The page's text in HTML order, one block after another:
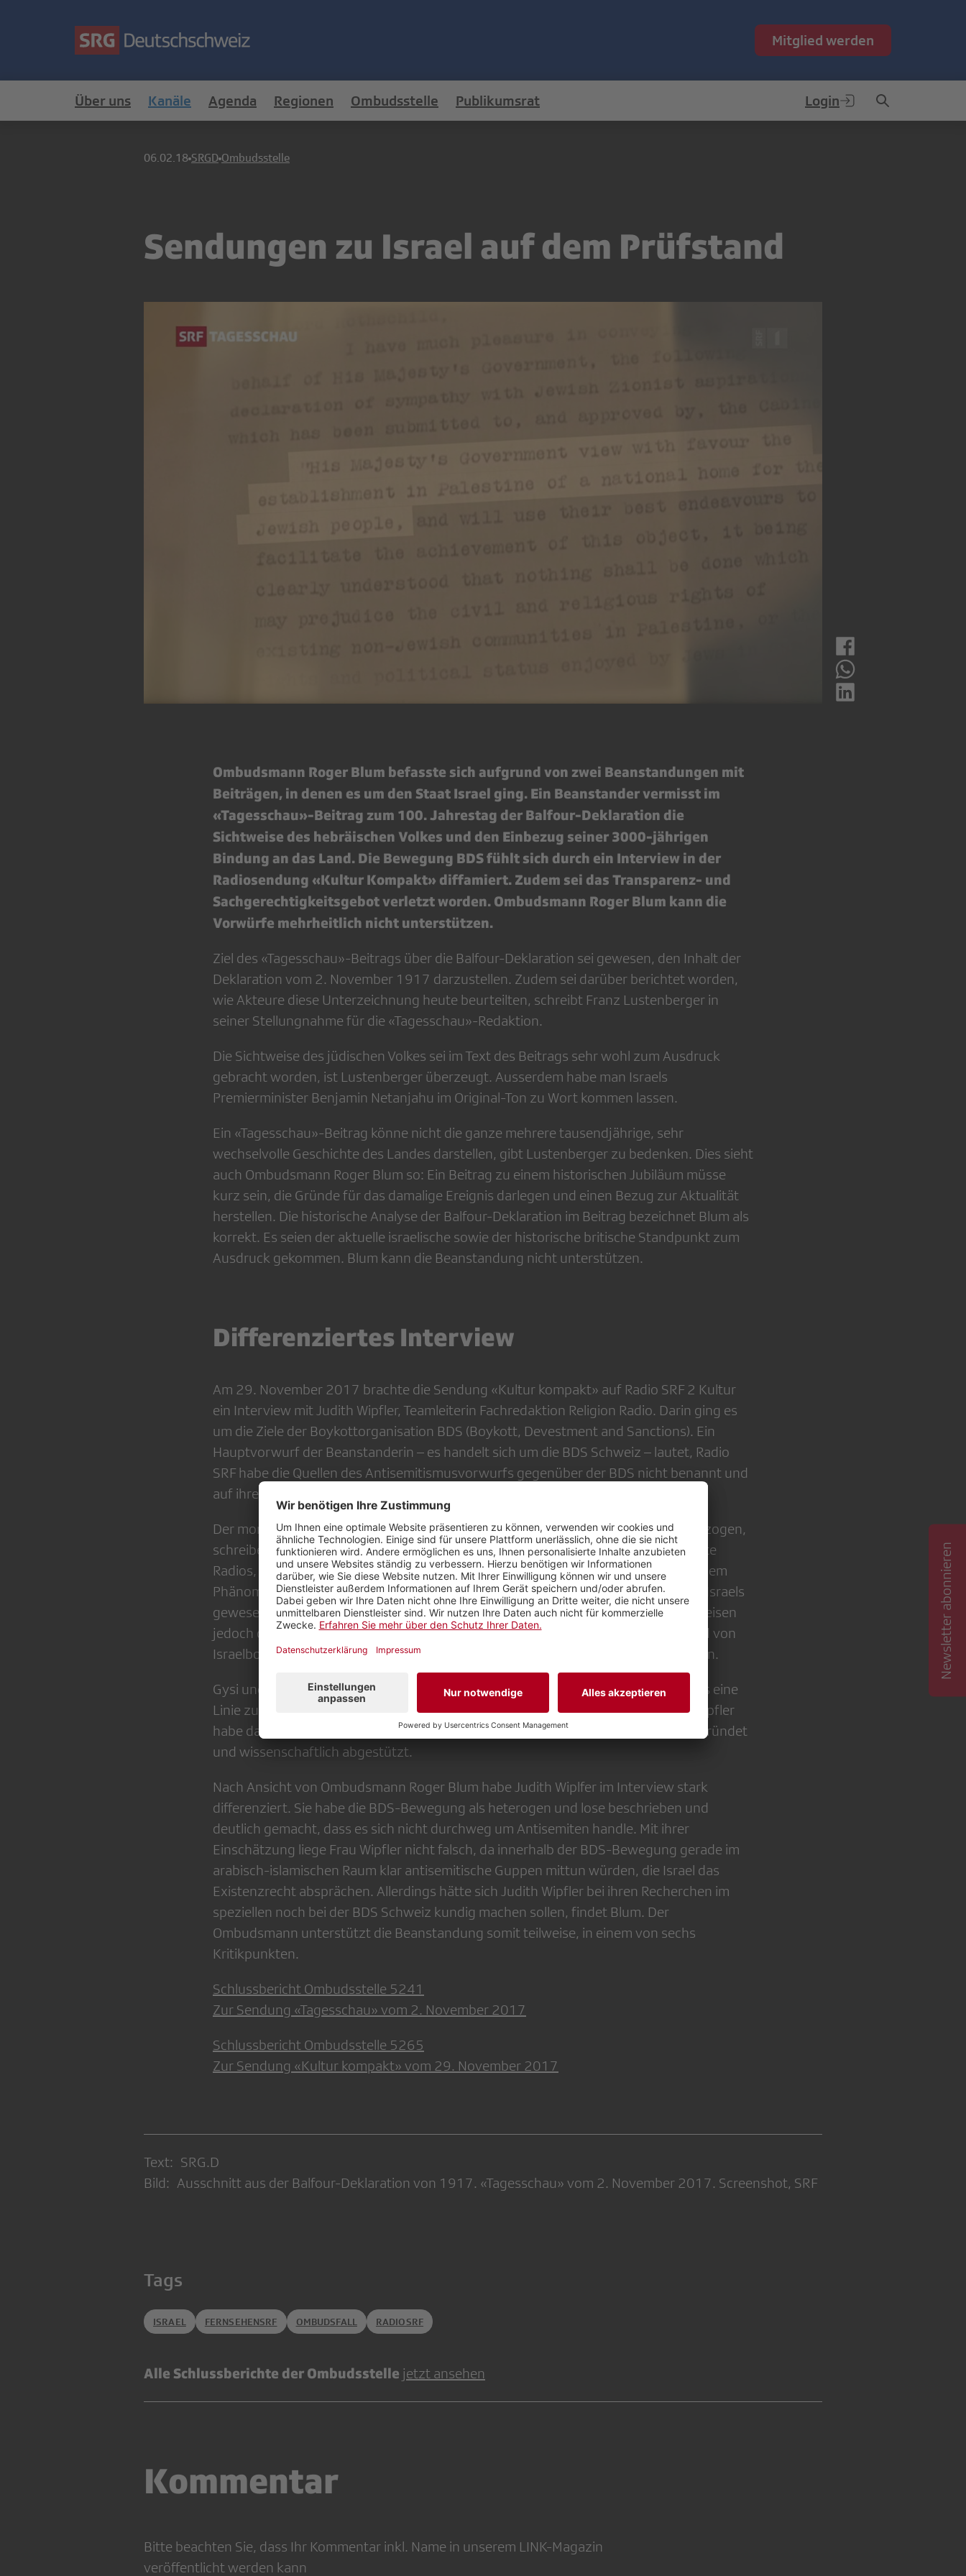
Mitglied werden
Über uns Kanäle Agenda Regionen Ombudsstelle Publikumsrat Login
06.02.18 SRGD Ombudsstelle
Sendungen zu Israel auf dem Prüfstand
Ombudsmann Roger Blum befasste sich aufgrund von zwei Beanstandungen mit
Beiträgen, in denen es um den Staat Israel ging. Ein Beanstander vermisst im
«Tagesschau»-Beitrag zum 100. Jahrestag der Balfour-Deklaration die
Sichtweise des hebräischen Volkes und den Einbezug seiner 3000-jährigen
Bindung an das Land. Die Bewegung BDS fühlt sich durch ein Interview in der
Radiosendung «Kultur Kompakt» diffamiert. Zudem sei das Transparenz- und
Sachgerechtigkeitsgebot verletzt worden. Ombudsmann Roger Blum kann die
Vorwürfe mehrheitlich nicht unterstützen.
Ziel des «Tagesschau»-Beitrags über die Balfour-Deklaration sei gewesen, den Inhalt der
Deklaration vom 2. November 1917 darzustellen. Zudem sei darüber berichtet worden,
wie Akteure diese Unterzeichnung heute beurteilten, schreibt Franz Lustenberger in
seiner Stellungnahme für die «Tagesschau»-Redaktion.
Die Sichtweise des jüdischen Volkes sei im Text des Beitrags sehr wohl zum Ausdruck
gebracht worden, ist Lustenberger überzeugt. Ausserdem habe man Israels
Premierminister Benjamin Netanjahu im Original-Ton zu Wort kommen lassen.
Ein «Tagesschau»-Beitrag könne nicht die ganze mehrere tausendjährige, sehr
wechselvolle Geschichte des Landes darstellen, gibt Lustenberger zu bedenken. Dies sieht
auch Ombudsmann Roger Blum so: Ein Beitrag zu einem historischen Jubiläum müsse
kurz sein, die Gründe für das damalige Ereignis darlegen und einen Bezug zur Aktualität
herstellen. Die historische Analyse der Balfour-Deklaration im Beitrag bezeichnet Blum als
korrekt. Es seien der aktuelle israelische sowie der historische britische Standpunkt zum
Ausdruck gekommen. Blum kann die Beanstandung nicht unterstützen.
Differenziertes Interview
Am 29. November 2017 brachte die Sendung «Kultur kompakt» auf Radio SRF 2 Kultur
ein Interview mit Judith Wipfler, Teamleiterin Fachredaktion Religion Radio. Darin ging es
um die Ziele der Boykottorganisation BDS (Boykott, Devestment and Sanctions). Ein
Hauptvorwurf der Beanstanderin – es handelt sich um die BDS Schweiz – lautet, Radio
SRF habe die Quellen des Antisemitismusvorwurfs gegenüber der BDS nicht benannt und
auf ihre Glaubwürdigkeit geprüft.
Der monierte Beitrag habe sich in Hauptteilen nicht auf konkrete BDS-Gruppen bezogen,
schreiben Barbara Gysi, Programmleitung, Bereichsleitung Musik und Swiss Satellite
Radios, sowie Judith Wipfler in ihrer Stellungnahme. Er habe sich mehrheitlich mit dem
Phänomen eines Israel-Boykotts als solchem befasst. Es sei der Komplett-Boykott Israels
gewesen, den Judith Wipfler als antisemitisch bezeichnet habe. Gysi und Wipfler weisen
jedoch darauf hin, dass Fachleute und Wissenschaftler in der Rhetorik des BDS und von
Israelboykotteuren immer wieder klassische antisemitische Stereotypen feststellten.
Gysi und Wipfler legen dar, dass man von einem Komplett-Boykott Israels durchaus eine
Linie zur berüchtigten Nazi-Parole «Kauft nicht bei Juden» ziehen könne. Judith Wipfler
habe das im Interview korrekt als «kann» formuliert. Ihre Einschätzung sei gut begründet
und wissenschaftlich abgestützt.
Nach Ansicht von Ombudsmann Roger Blum habe Judith Wiplfer im Interview stark
differenziert. Sie habe die BDS-Bewegung als heterogen und lose beschrieben und
deutlich gemacht, dass es sich nicht durchweg um Antisemiten handle. Mit ihrer
Einschätzung liege Frau Wipfler nicht falsch, da innerhalb der BDS-Bewegung gerade im
arabisch-islamischen Raum klar antisemitische Guppen mittun würden, die Israel das
Existenzrecht absprächen. Allerdings hätte sich Judith Wipfler bei ihren Recherchen im
speziellen noch bei der BDS Schweiz kundig machen sollen, findet Blum. Der
Ombudsmann unterstützt die Beanstandung somit teilweise, in einem von sechs
Kritikpunkten.
Schlussbericht Ombudsstelle 5241
Zur Sendung «Tagesschau» vom 2. November 2017
Schlussbericht Ombudsstelle 5265
Zur Sendung «Kultur kompakt» vom 29. November 2017
Text: SRG.D
Bild: Ausschnitt aus der Balfour-Deklaration von 1917. «Tagesschau» vom 2. November 2017. Screenshot, SRF
Tags
ISRAEL FERNSEHENSRF OMBUDSFALL RADIOSRF
Alle Schlussberichte der Ombudsstelle jetzt ansehen
Kommentar
Bitte beachten Sie, dass Ihr Kommentar inkl. Name in unserem LINK-Magazin
veröffentlicht werden kann
Newsletter abonnieren